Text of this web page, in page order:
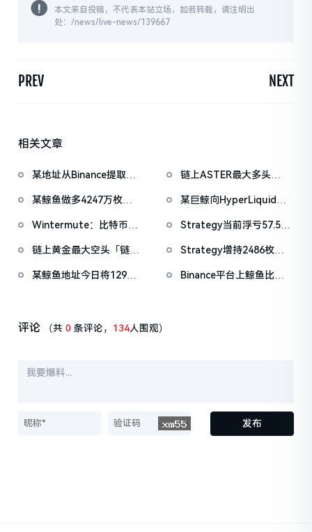
本文来自投稿，不代表本站立场，如若转载，请注明出
处：/news/live-news/139667
PREV NEXT
相关文章
某地址从Binance提取
722万美元
链上ASTER最大多头
仓，持仓规模已达1490万
美元
某鲸鱼做多4247万枚
度浮亏超100万美元
某巨鲸向HyperLiquid存
多BTC
Wintermute：比特币在
启上行需宏观明朗
Strategy当前浮亏57.56
79.43亿美元
链上黄金最大空头「链上
盈，月盈利达1540万美元
Strategy增持2486枚比
717,131枚
某鲸鱼地址今日将129枚
Binance平台上鲸鱼比特
评论 （共0 条评论， 134人围观）
发布